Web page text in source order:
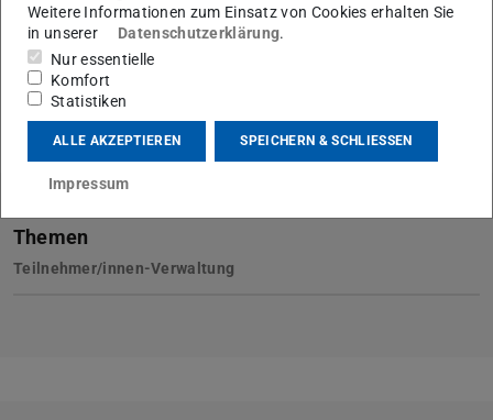
KONTAKT
Themen
Teilnehmer/innen-Verwaltung
Weitere Informationen zum Einsatz von Cookies erhalten Sie
in unserer
Datenschutzerklärung.
Nur essentielle
Komfort
Statistiken
ALLE AKZEPTIEREN SPEICHERN & SCHLIESSEN
Impressum